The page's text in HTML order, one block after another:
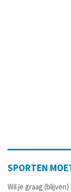
SPORTEN
Wil je graag